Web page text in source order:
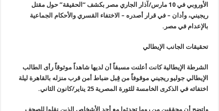
الأوروبي في 10 مارس/آذار الجاري مصر بكشف “الحقيقة” حول مقتل
ريجيني، وأدان – في قرار أصدره – الاختفاء القسري والأحكام الجماعية
بالإعدام في مصر .
تحقيقات الجانب الإيطالي
الشرطة الإيطالية كانت أعلنت مسبقاً أن لديها شاهداً موثوقاً رأى الطالب
الإيطالي جوليو ريجيني موقوفاً من قِبل ضباط أمن قرب منزله بالقاهرة ليلة
اختفائه في الذكرى الخامسة للثورة المصرية 25 يناير/كانون الثاني
.
واتضح أن محققين من روما تحدثوا مع أحد الأشخاص الذين نقلوا للصحف